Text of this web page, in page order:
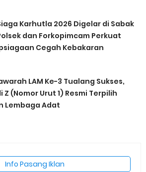
Karhutla 2026 Digelar di Sabak
dan Forkopimcam Perkuat
Cegah Kebakaran
LAM Ke-3 Tualang Sukses,
Z (Nomor Urut 1) Resmi Terpilih
Lembaga Adat
Info Pasang Iklan